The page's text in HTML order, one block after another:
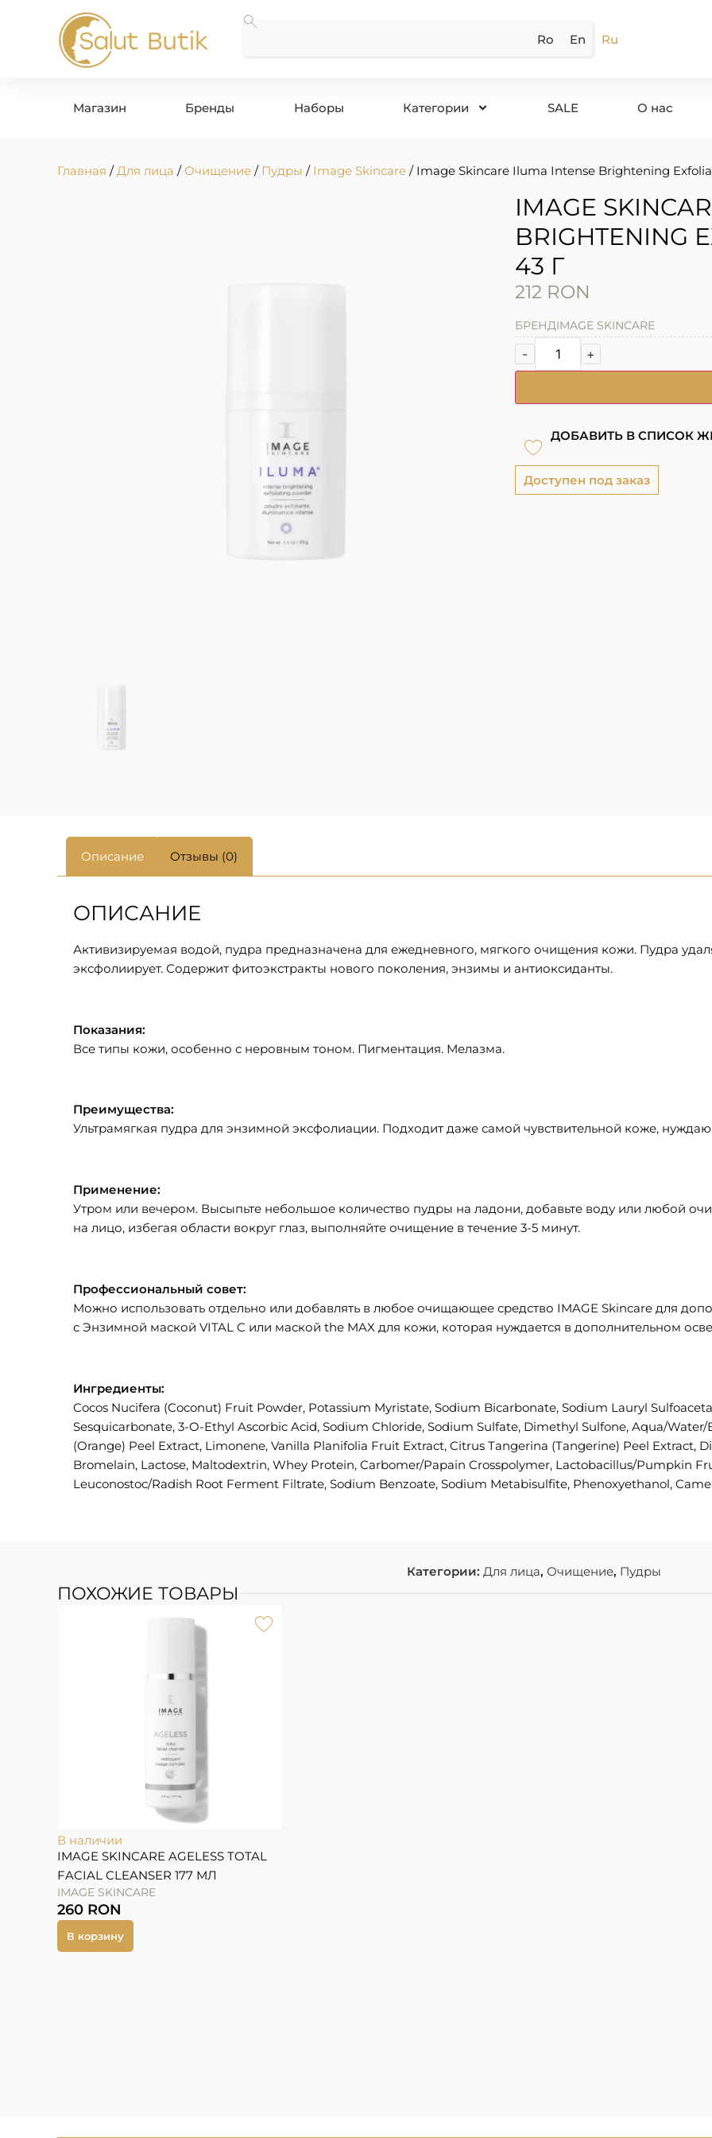
Ro En Ru
Магазин Бренды Наборы Категории SALE О нас
Главная / Для лица / Очищение / Пудры / Image Skincare / Image Skincare Iluma Intense Brightening
IMAGE
BRIGHTENING
43 Г
212 RON
БРЕНДIMAGE SKINCARE
- +
ДОБАВИТЬ В СПИСОК
Доступен под заказ
Описание Отзывы (0)
ОПИСАНИЕ
Активизируемая водой, пудра предназначена для ежедневного, мягкого очищения кожи. Пудра
эксфолиирует. Содержит фитоэкстракты нового поколения, энзимы и антиоксиданты.
Показания:
Все типы кожи, особенно с неровным тоном. Пигментация. Мелазма.
Преимущества:
Ультрамягкая пудра для энзимной эксфолиации. Подходит даже самой чувствительной коже,
Применение:
Утром или вечером. Высыпьте небольшое количество пудры на ладони, добавьте воду или любой
на лицо, избегая области вокруг глаз, выполняйте очищение в течение 3-5 минут.
Профессиональный совет:
Можно использовать отдельно или добавлять в любое очищающее средство IMAGE Skincare для
с Энзимной маской VITAL C или маской the MAX для кожи, которая нуждается в дополнительном
Ингредиенты:
Cocos Nucifera (Coconut) Fruit Powder, Potassium Myristate, Sodium Bicarbonate, Sodium Lauryl
Sesquicarbonate, 3-O-Ethyl Ascorbic Acid, Sodium Chloride, Sodium Sulfate, Dimethyl Sulfone, Aqua/
(Orange) Peel Extract, Limonene, Vanilla Planifolia Fruit Extract, Citrus Tangerina (Tangerine) Peel Extract,
Bromelain, Lactose, Maltodextrin, Whey Protein, Carbomer/Papain Crosspolymer, Lactobacillus/Pumpkin
Leuconostoc/Radish Root Ferment Filtrate, Sodium Benzoate, Sodium Metabisulfite, Phenoxyethanol,
Категории: Для лица, Очищение, Пудры
ПОХОЖИЕ ТОВАРЫ
В наличии
IMAGE SKINCARE AGELESS TOTAL
FACIAL CLEANSER 177 МЛ
IMAGE SKINCARE
260 RON
В корзину